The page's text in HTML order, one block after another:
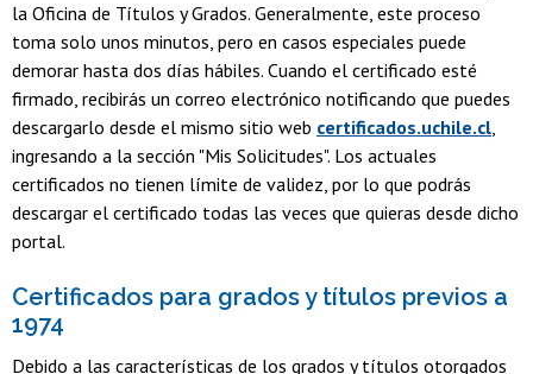
la Oficina de Títulos y Grados. Generalmente, este proceso
toma solo unos minutos, pero en casos especiales puede
demorar hasta dos días hábiles. Cuando el certificado esté
firmado, recibirás un correo electrónico notificando que puedes
descargarlo desde el mismo sitio web certificados.uchile.cl,
ingresando a la sección "Mis Solicitudes". Los actuales
certificados no tienen límite de validez, por lo que podrás
descargar el certificado todas las veces que quieras desde dicho
portal.
Certificados para grados y títulos previos a
1974
Debido a las características de los grados y títulos otorgados